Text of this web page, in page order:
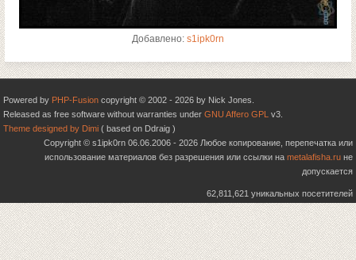
Добавлено: s1ipk0rn
Powered by PHP-Fusion copyright © 2002 - 2026 by Nick Jones.
Released as free software without warranties under GNU Affero GPL v3.
Theme designed by Dimi ( based on Ddraig )
Copyright © s1ipk0rn 06.06.2006 - 2026 Любое копирование, перепечатка или
использование материалов без разрешения или ссылки на metalafisha.ru не
допускается
62,811,621 уникальных посетителей